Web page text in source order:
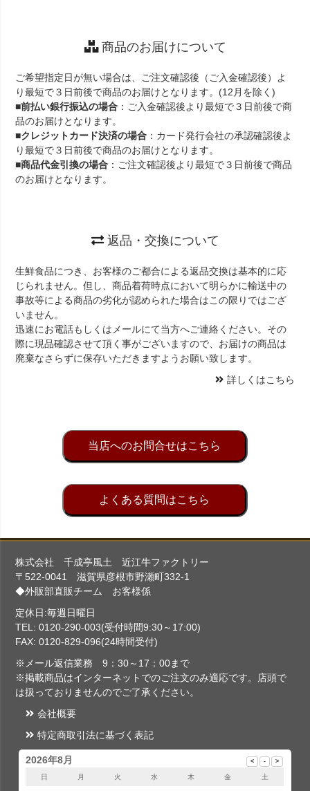
商品のお届けについて
ご希望指定日が無い場合は、ご注文確認後（ご入金確認後）よ
り最短で３日前後で商品のお届けとなります。(12月を除く)
■前払い銀行振込の場合 ：ご入金確認後より最短で３日前後で商
品のお届けとなります。
■クレジットカード決済の場合 ：カード発行会社の承認確認後よ
り最短で３日前後で商品のお届けとなります。
■商品代金引換の場合 ：ご注文確認後より最短で３日前後で商品
のお届けとなります。
返品・交換について
生鮮食品につき、お客様のご都合による返品交換は基本的に応
じられません。但し、商品着荷時点において明らかに輸送中の
事故等による商品の劣化が認められた場合はこの限りではござ
いません。
迅速にお電話もしくはメールにて当方へご連絡ください。その
際に現品確認させて頂く事がございますので、お届けの商品は
廃棄なさらずに保存いただきますようお願い致します。
詳しくはこちら
当店へのお問合せはこちら
よくある質問はこちら
株式会社 千成亭風土 近江牛ファクトリー
〒522-0041 滋賀県彦根市野瀬町332-1
◆外販部直販チーム お客様係
定休日:毎週日曜日
TEL: 0120-290-003(受付時間9:30～17:00)
FAX: 0120-829-096(24時間受付)
※メール返信業務 9：30～17：00まで
※掲載商品はインターネットでのご注文のみ適応です。店頭で
は扱っておりませんのでご了承ください。
会社概要
特定商取引法に基づく表記
2026年8月
日 月 火 水 木 金 土